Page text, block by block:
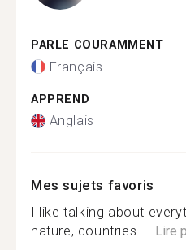
PARLE COURAMMENT
Français
APPREND
Anglais
Mes sujets favoris
I like talking about
nature, countries.....Lire